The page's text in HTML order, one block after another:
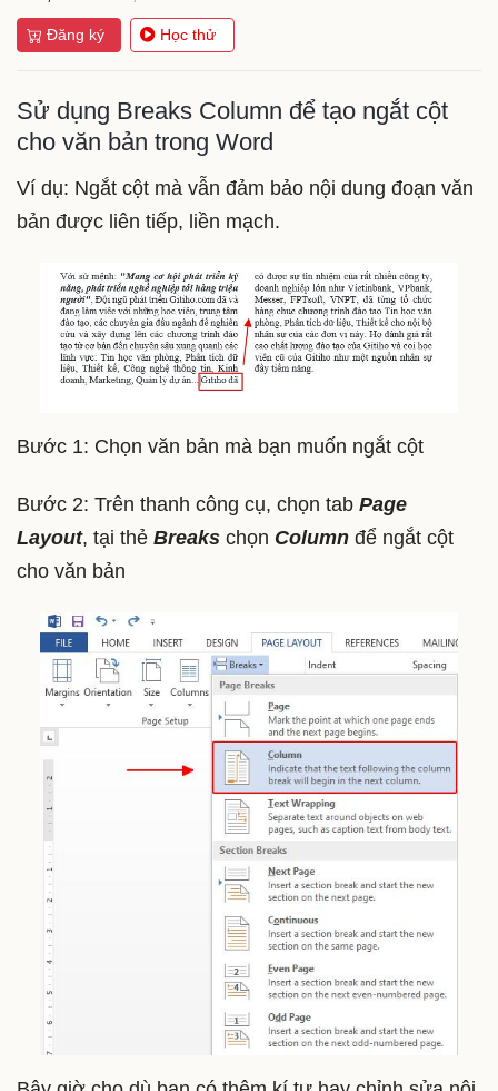
Đăng ký Học thử
Sử dụng Breaks Column để tạo ngắt cột
cho văn bản trong Word
Ví dụ: Ngắt cột mà vẫn đảm bảo nội dung đoạn văn
bản được liên tiếp, liền mạch.
Bước 1: Chọn văn bản mà bạn muốn ngắt cột
Bước 2: Trên thanh công cụ, chọn tab Page
Layout, tại thẻ Breaks chọn Column để ngắt cột
cho văn bản